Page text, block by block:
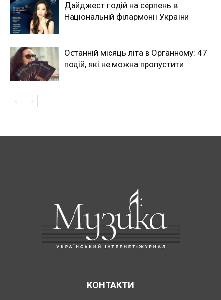
Дайджест подій на серпень в
Національній філармонії України
Останній місяць літа в Органному: 47
подій, які не можна пропустити
КОНТАКТИ